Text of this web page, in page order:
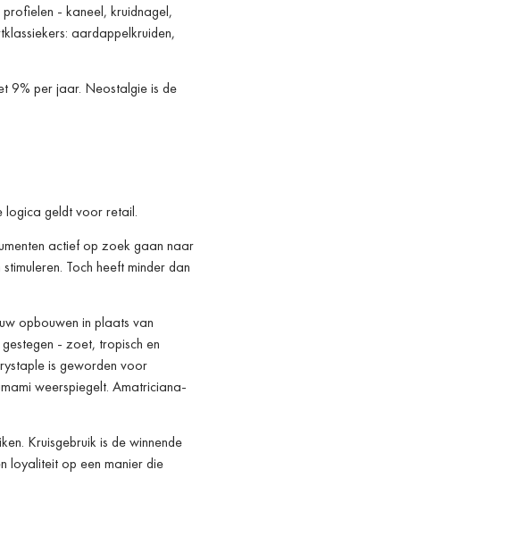
- kaneel, kruidnagel,
aardappelkruiden,
9% per jaar. Neostalgie is de
logica geldt voor retail.
actief op zoek gaan naar
Toch heeft minder dan
opbouwen in plaats van
- zoet, tropisch en
is geworden voor
weerspiegelt. Amatriciana-
Kruisgebruik is de winnende
loyaliteit op een manier die